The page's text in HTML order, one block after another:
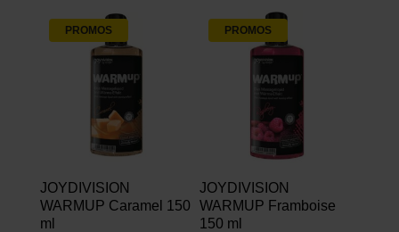
PROMOS
JOYDIVISION
WARMUP Caramel 150
ml
PROMOS
JOYDIVISION
WARMUP Framboise
150 ml